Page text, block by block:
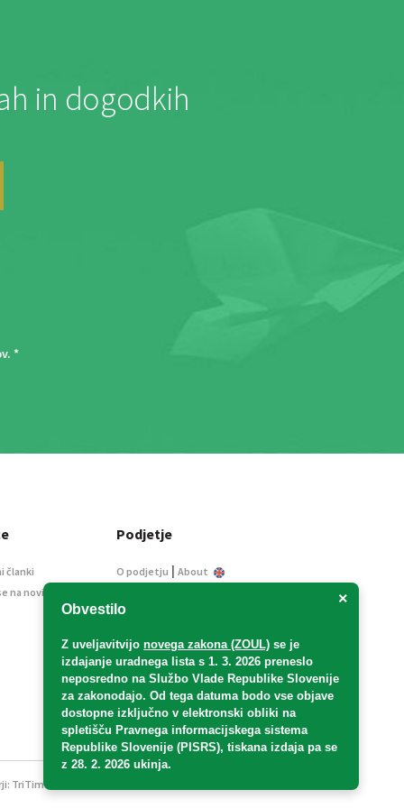
in dogodkih
. *
×
Obvestilo
Z uveljavitvijo novega zakona (ZOUL) se je
izdajanje uradnega lista s 1. 3. 2026 preneslo
neposredno na Službo Vlade Republike Slovenije
za zakonodajo. Od tega datuma bodo vse objave
dostopne izključno v elektronski obliki na
spletišču Pravnega informacijskega sistema
Republike Slovenije (PISRS), tiskana izdaja pa se
z 28. 2. 2026 ukinja.
članki
na novice
Podjetje
O podjetju | About
Informacije javnega
Oglaševanje
Splošni pogoji
Izjava o varstvu osebnih
podatkov
E-dražbe
TriTim spletna agencija